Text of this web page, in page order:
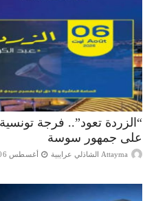
“الزردة تعود”.. فرجة
على جمهور سوسة
Attayma الشاذلي عرايبية أغسطس 06, 2026